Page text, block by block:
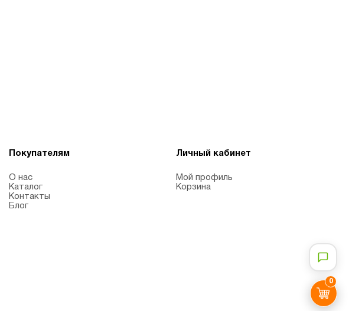
0
Покупателям
О нас
Каталог
Контакты
Блог
Личный кабинет
Мой профиль
Корзина